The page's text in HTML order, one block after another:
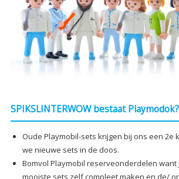
SPIKSLINTERWOW bestaat Playmodok?
Oude Playmobil-sets krijgen bij ons een 2e
we nieuwe sets in de doos.
Bomvol Playmobil reserveonderdelen want